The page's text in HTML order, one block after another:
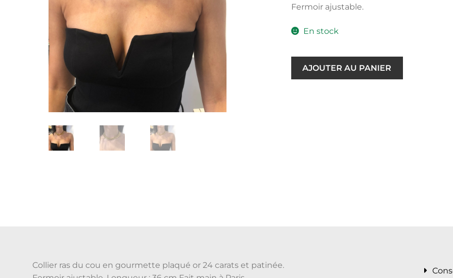
Fermoir ajustable.
En stock
AJOUTER AU PANIER
Collier ras du cou en gourmette plaqué or 24 carats et patinée.